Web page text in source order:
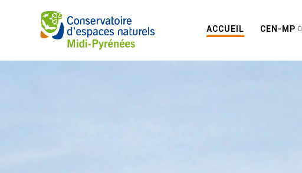
ACCUEIL CEN-MP